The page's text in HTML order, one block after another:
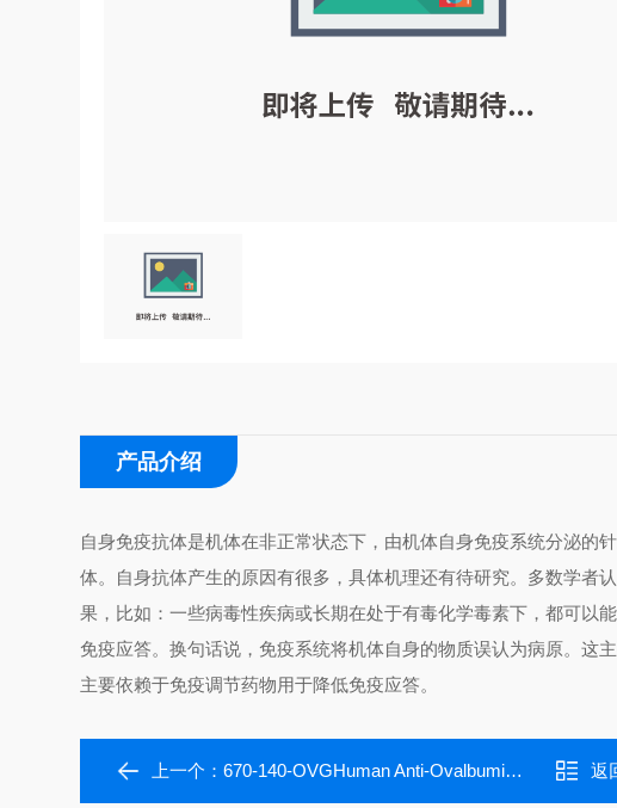
产品介绍
自身免疫抗体是机体在非正常状态下，由机体自身免疫系统分泌的
体。自身抗体产生的原因有很多，具体机理还有待研究。多数学者
果，比如：一些病毒性疾病或长期在处于有毒化学毒素下，都可以
免疫应答。换句话说，免疫系统将机体自身的物质误认为病原。这
主要依赖于免疫调节药物用于降低免疫应答。
上一个：670-140-OVGHuman Anti-Ovalbumin (Gal d 2) IgG ELISA Kit 返